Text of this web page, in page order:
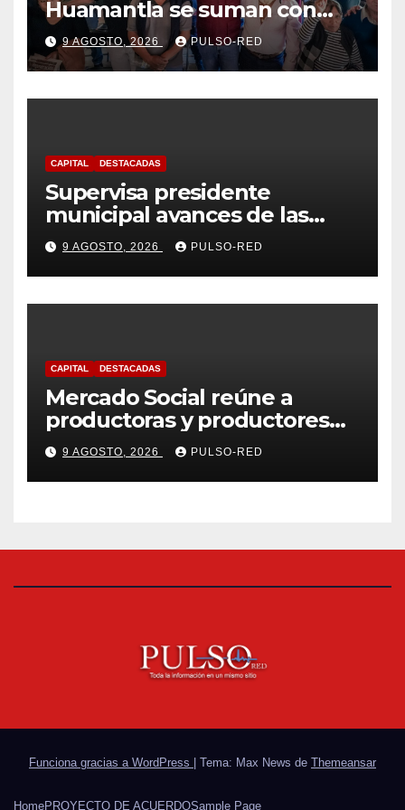
Huamantla se suman con
Alfonso Sánchez, respaldan
su proyecto de defensa
9 AGOSTO, 2026 PULSO-RED
CAPITAL DESTACADAS
Supervisa presidente
municipal avances de las
acciones de “Más Territorio y
Menos Escritorio” en la
Unidad Habitacional Cuatro
Señoríos
9 AGOSTO, 2026 PULSO-RED
CAPITAL DESTACADAS
Mercado Social reúne a
productoras y productores
de la región en una jornada
de convivencia y consumo
local en Tlaxcala
9 AGOSTO, 2026 PULSO-RED
Funciona gracias a WordPress | Tema: Max News de Themeansar
HomePROYECTO DE ACUERDOSample Page